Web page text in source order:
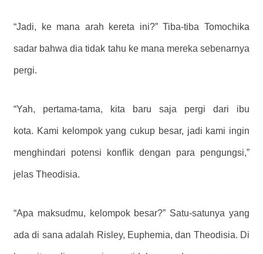
“Jadi, ke mana arah kereta ini?” Tiba-tiba Tomochika
sadar bahwa dia tidak tahu ke mana mereka sebenarnya
pergi.
“Yah, pertama-tama, kita baru saja pergi dari ibu
kota. Kami kelompok yang cukup besar, jadi kami ingin
menghindari potensi konflik dengan para pengungsi,”
jelas Theodisia.
“Apa maksudmu, kelompok besar?” Satu-satunya yang
ada di sana adalah Risley, Euphemia, dan Theodisia. Di